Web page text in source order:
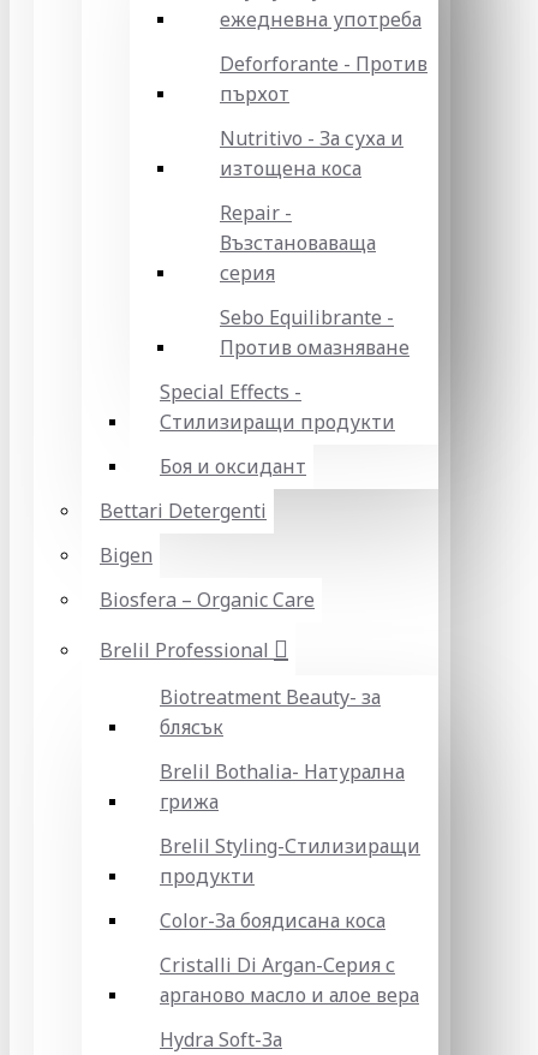
ежедневна употреба
Deforforante - Против
пърхот
Nutritivo - За суха и
изтощена коса
Repair -
Възстановаваща
серия
Sebo Equilibrante -
Против омазняване
Special Effects -
Стилизиращи продукти
Боя и оксидант
Bettari Detergenti
Bigen
Biosfera – Organic Care
Brelil Professional
Biotreatment Beauty- за
блясък
Brelil Bothalia- Натурална
грижа
Brelil Styling-Стилизиращи
продукти
Color-За боядисана коса
Cristalli Di Argan-Серия с
арганово масло и алое вера
Hydra Soft-За